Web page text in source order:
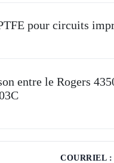
pour circuits
entre le Rogers
COURRIEL :